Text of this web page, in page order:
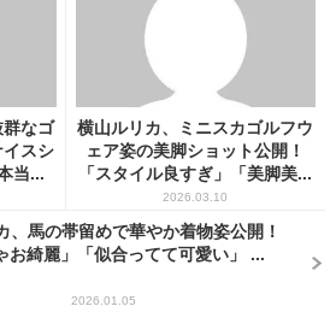
群なゴ
スシ
当...
横山ルリカ、ミニスカゴルフウ
ェア姿の美脚ショット公開！
「スタイル良すぎ」「美脚美...
2026.03.10
、馬の帯留めで華やか着物姿公開！
お綺麗」「似合ってて可愛い」 ...
2026.01.05